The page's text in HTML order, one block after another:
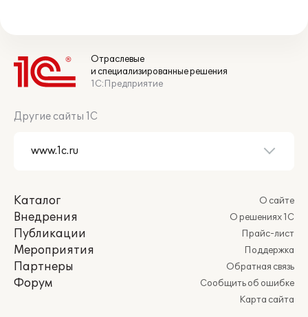
Отраслевые
и специализированные решения
1С:Предприятие
Другие сайты 1С
Каталог
Внедрения
Публикации
Мероприятия
Партнеры
Форум
О сайте
О решениях 1С
Прайс-лист
Поддержка
Обратная связь
Сообщить об ошибке
Карта сайта